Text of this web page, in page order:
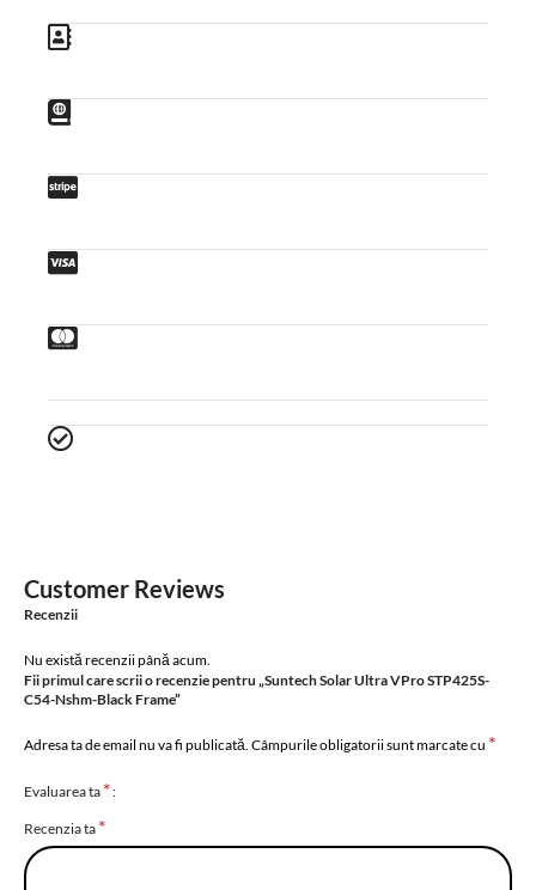
Customer Reviews
Recenzii
Nu există recenzii până acum.
Fii primul care scrii o recenzie pentru „Suntech Solar Ultra VPro STP425S-
C54-Nshm-Black Frame”
Adresa ta de email nu va fi publicată. Câmpurile obligatorii sunt marcate cu *
Evaluarea ta *
Recenzia ta *